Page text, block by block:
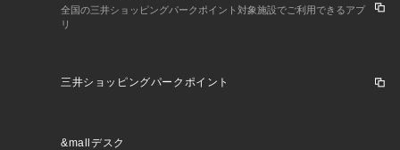
全国の三井ショッピングパークポイント対象施設でご利用できるアプ
リ
三井ショッピングパークポイント
&mallデスク